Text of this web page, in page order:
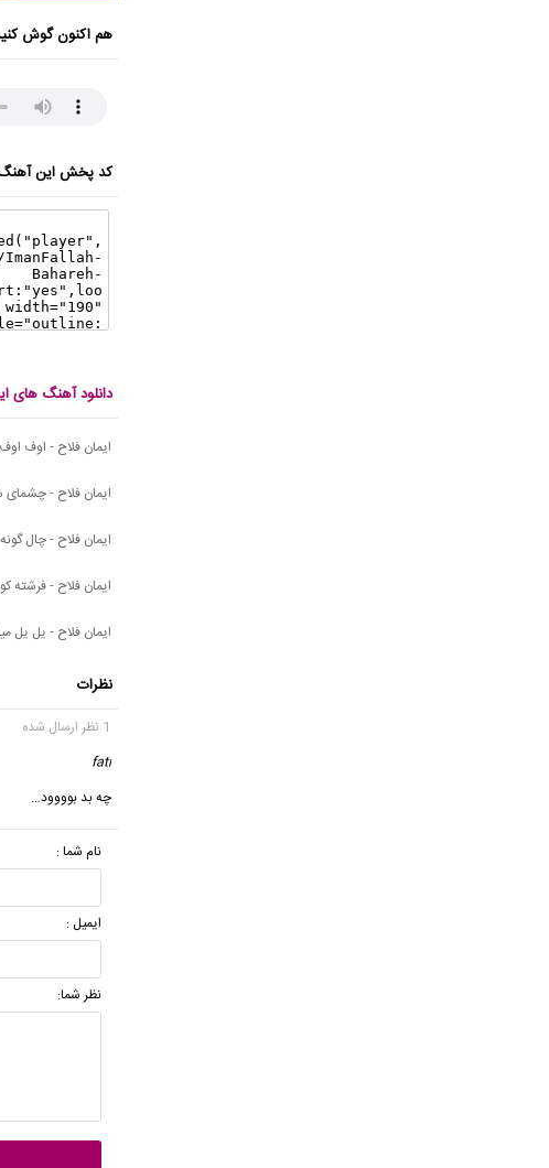
هم اکنون گوش
کد پخش این
دانلود آهنگ های
ایمان فلاح - اوف اوف
ایمان فلاح - چشمای
ایمان فلاح - چال گونه
ایمان فلاح - فرشته
ایمان فلاح - یل یل
نظرات
1 نظر ارسال شده
fati
چه بد بوووود…
نام شما :
ایمیل :
نظر شما: